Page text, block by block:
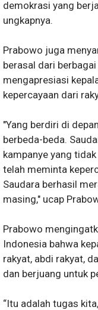
demokrasi yang
ungkapnya.
Prabowo juga
berasal dari
mengapresiasi
kepercayaan dari
"Yang berdiri di
berbeda-beda.
kampanye yang
telah meminta
Saudara berhasil
masing," ucap
Prabowo
Indonesia bahwa
rakyat, abdi rakyat,
dan berjuang untuk
“Itu adalah tugas